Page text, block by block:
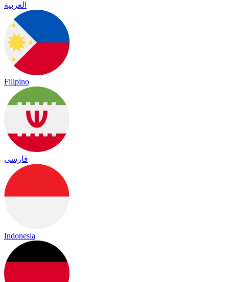
العربية
Filipino
فارسی
Indonesia